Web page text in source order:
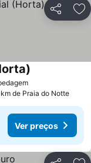
Partilhar
de Praia do Notte
Ver preços